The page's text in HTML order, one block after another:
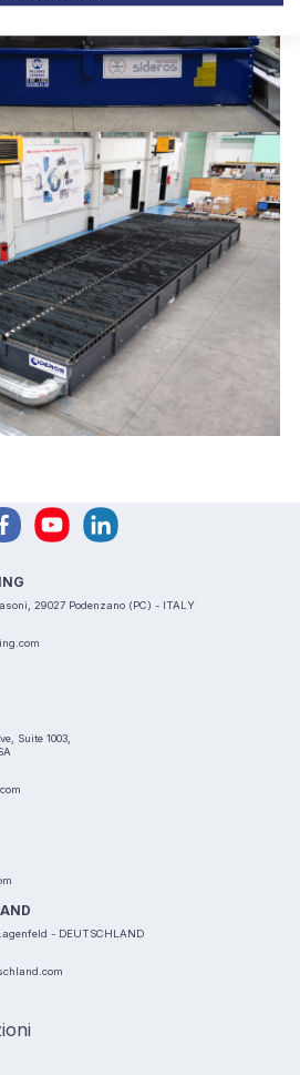
29027 Podenzano (PC) - ITALY
Suite 1003,
- DEUTSCHLAND